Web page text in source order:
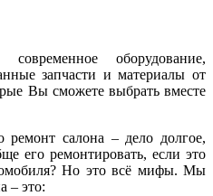
оборудование,
запчасти и материалы от
Вы сможете выбрать вместе
салона – дело долгое,
его ремонтировать, если это
Но это всё мифы. Мы
– это: